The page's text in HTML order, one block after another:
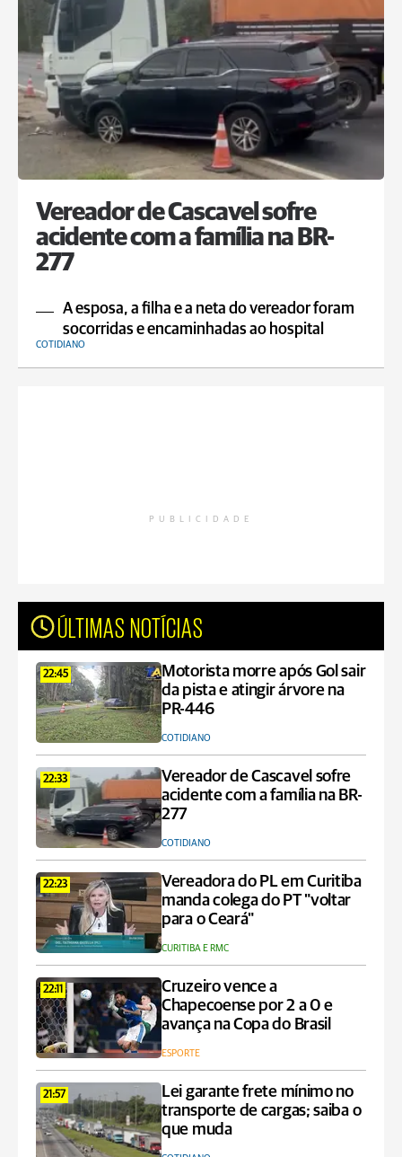
Vereador de Cascavel sofre
acidente com a família na BR-
277
A esposa, a filha e a neta do vereador foram
socorridas e encaminhadas ao hospital
COTIDIANO
PUBLICIDADE
ÚLTIMAS NOTÍCIAS
22:45
Motorista morre após Gol sair
da pista e atingir árvore na
PR-446
COTIDIANO
22:33
Vereador de Cascavel sofre
acidente com a família na BR-
277
COTIDIANO
22:23
Vereadora do PL em Curitiba
manda colega do PT "voltar
para o Ceará"
CURITIBA E RMC
22:11
Cruzeiro vence a
Chapecoense por 2 a 0 e
avança na Copa do Brasil
ESPORTE
21:57
Lei garante frete mínimo no
transporte de cargas; saiba o
que muda